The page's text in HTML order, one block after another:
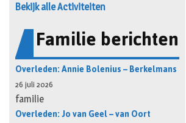
Bekijk alle Activiteiten
Familie berichten
Overleden: Annie Bolenius – Berkelmans
26 juli 2026
familie
Overleden: Jo van Geel – van Oort